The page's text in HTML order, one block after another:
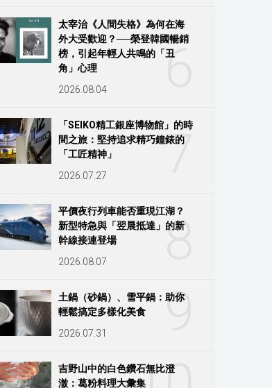
6
太宰治《人間失格》為何在海
外大受歡迎？──榮登韓國暢銷
榜，引起年輕人共鳴的「丑
角」心理
2026.08.04
7
「SEIKO精工銀座博物館」的時
間之旅：堅持追求精巧鐘錶的
「工匠精神」
2026.07.27
8
平價夜行列車能否重現江湖？
新型特急與「翌晨抵達」的新
幹線接連登場
2026.08.07
9
土鍋（砂鍋）、雪平鍋：助你
輕鬆搞定多樣化美食
2026.07.31
吉野山中的白色鑽石無比澄
澈：葛粉料理大彙集